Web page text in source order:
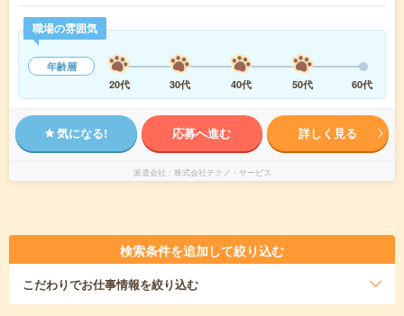
職場の雰囲気
年齢層
20代
30代 40代 50代 60代
気になる! 応募へ進む 詳しく見る
派遣会社 株式会社テクノ・サービス
検索条件を追加して絞り込む
こだわりでお仕事情報を絞り込む